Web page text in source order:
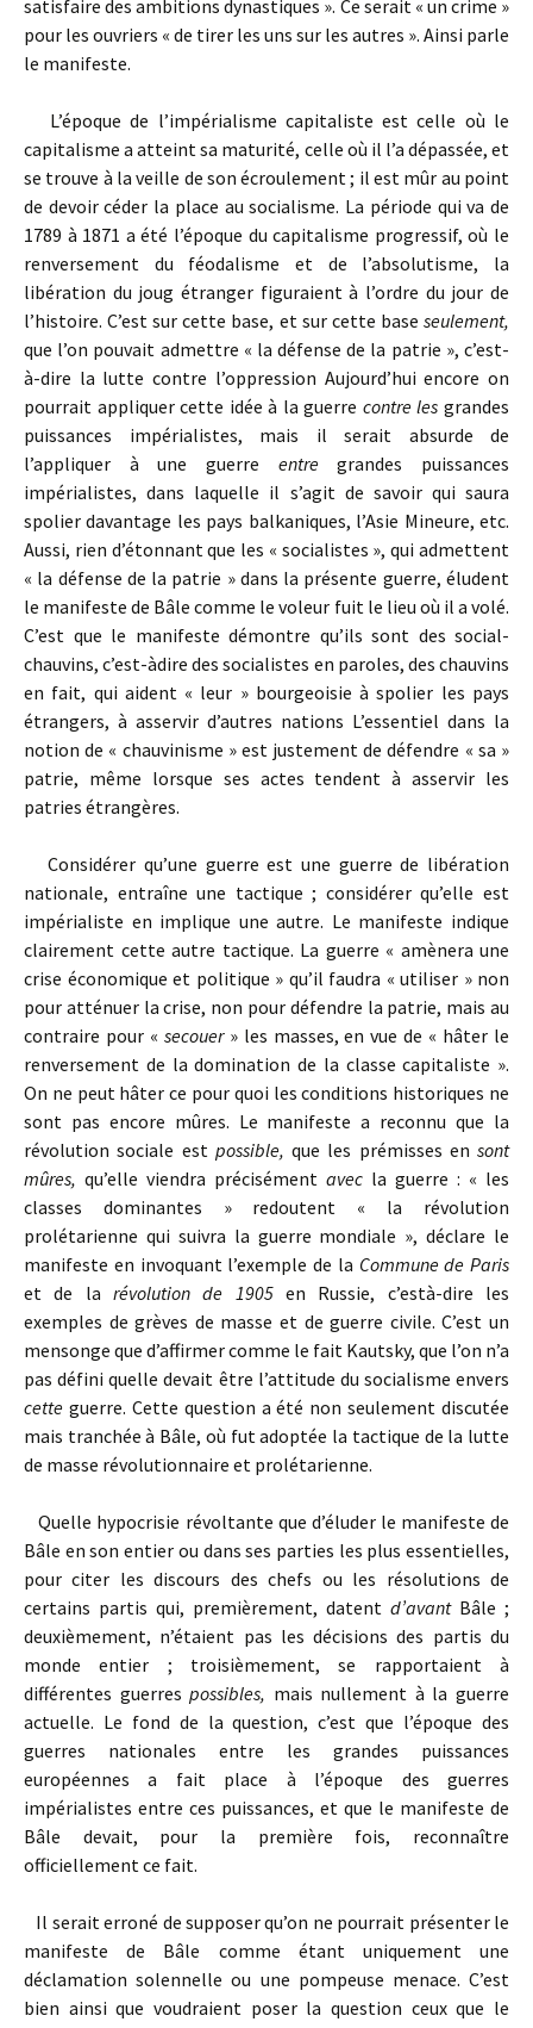
satisfaire des ambitions dynastiques ». Ce serait « un crime »
pour les ouvriers « de tirer les uns sur les autres ». Ainsi parle
le manifeste.
L’époque de l’impérialisme capitaliste est celle où le
capitalisme a atteint sa maturité, celle où il l’a dépassée, et
se trouve à la veille de son écroulement ; il est mûr au point
de devoir céder la place au socialisme. La période qui va de
1789 à 1871 a été l’époque du capitalisme progressif, où le
renversement du féodalisme et de l’absolutisme, la
libération du joug étranger figuraient à l’ordre du jour de
l’histoire. C’est sur cette base, et sur cette base seulement,
que l’on pouvait admettre « la défense de la patrie », c’est-
à-dire la lutte contre l’oppression Aujourd’hui encore on
pourrait appliquer cette idée à la guerre contre lesgrandes
puissances impérialistes, mais il serait absurde de
l’appliquer à une guerre entregrandes puissances
impérialistes, dans laquelle il s’agit de savoir qui saura
spolier davantage les pays balkaniques, l’Asie Mineure, etc.
Aussi, rien d’étonnant que les « socialistes », qui admettent
« la défense de la patrie » dans la présente guerre, éludent
le manifeste de Bâle comme le voleur fuit le lieu où il a volé.
C’est que le manifeste démontre qu’ils sont des social-
chauvins, c’est-àdire des socialistes en paroles, des chauvins
en fait, qui aident « leur » bourgeoisie à spolier les pays
étrangers, à asservir d’autres nations L’essentiel dans la
notion de « chauvinisme » est justement de défendre « sa »
patrie, même lorsque ses actes tendent à asservir les
patries étrangères.
Considérer qu’une guerre est une guerre de libération
nationale, entraîne une tactique ; considérer qu’elle est
impérialiste en implique une autre. Le manifeste indique
clairement cette autre tactique. La guerre « amènera une
crise économique et politique » qu’il faudra « utiliser » non
pour atténuer la crise, non pour défendre la patrie, mais au
contraire pour « secouer » les masses, en vue de « hâter le
renversement de la domination de la classe capitaliste ».
On ne peut hâter ce pour quoi les conditions historiques ne
sont pas encore mûres. Le manifeste a reconnu que la
révolution sociale est possible, que les prémisses en sont
mûres, qu’elle viendra précisément avec la guerre : « les
classes dominantes » redoutent « la révolution
prolétarienne qui suivra la guerre mondiale », déclare le
manifeste en invoquant l’exemple de la Commune de Paris
et de la révolution de 1905 en Russie, c’està-dire les
exemples de grèves de masse et de guerre civile. C’est un
mensonge que d’affirmer comme le fait Kautsky, que l’on n’a
pas défini quelle devait être l’attitude du socialisme envers
cette guerre. Cette question a été non seulement discutée
mais tranchée à Bâle, où fut adoptée la tactique de la lutte
de masse révolutionnaire et prolétarienne.
Quelle hypocrisie révoltante que d’éluder le manifeste de
Bâle en son entier ou dans ses parties les plus essentielles,
pour citer les discours des chefs ou les résolutions de
certains partis qui, premièrement, datent d’avant Bâle ;
deuxièmement, n’étaient pas les décisions des partis du
monde entier ; troisièmement, se rapportaient à
différentes guerrespossibles, mais nullement à la guerre
actuelle. Le fond de la question, c’est que l’époque des
guerres nationales entre les grandes puissances
européennes a fait place à l’époque des guerres
impérialistes entre ces puissances, et que le manifeste de
Bâle devait, pour la première fois, reconnaître
officiellement ce fait.
Il serait erroné de supposer qu’on ne pourrait présenter le
manifeste de Bâle comme étant uniquement une
déclamation solennelle ou une pompeuse menace. C’est
bien ainsi que voudraient poser la question ceux que le